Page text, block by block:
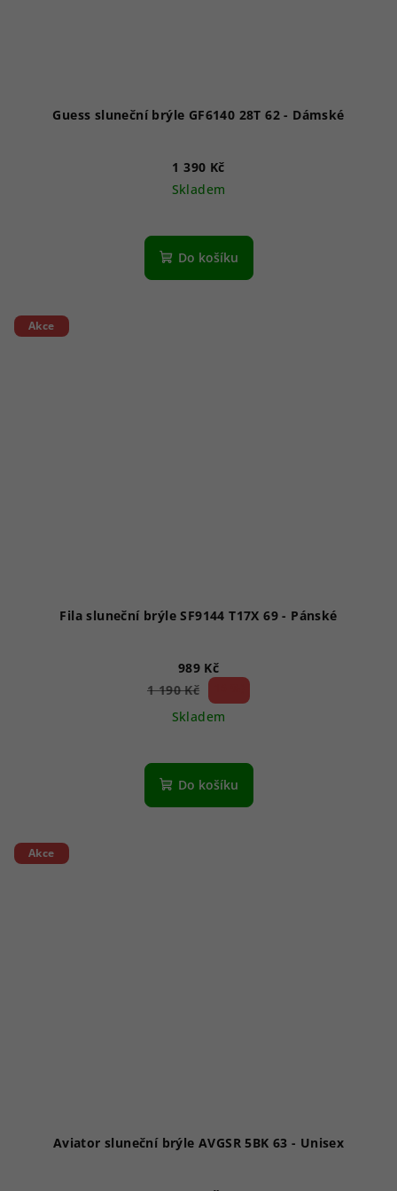
Guess sluneční brýle GF6140 28T 62 - Dámské
1 390 Kč
Skladem
Do košíku
Akce
Fila sluneční brýle SF9144 T17X 69 - Pánské
989 Kč
1 190 Kč
Skladem
hodnocení
produktu
Do košíku
Akce
Aviator sluneční brýle AVGSR 5BK 63 - Unisex